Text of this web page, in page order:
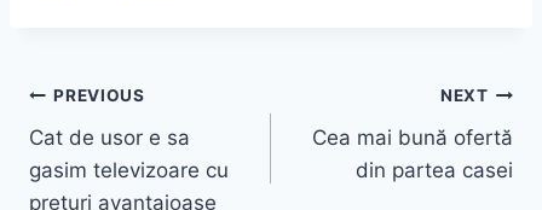
Post
navigation
PREVIOUS
Cat de usor e sa
gasim televizoare cu
preturi avantajoase
NEXT
Cea mai bună ofertă
din partea casei